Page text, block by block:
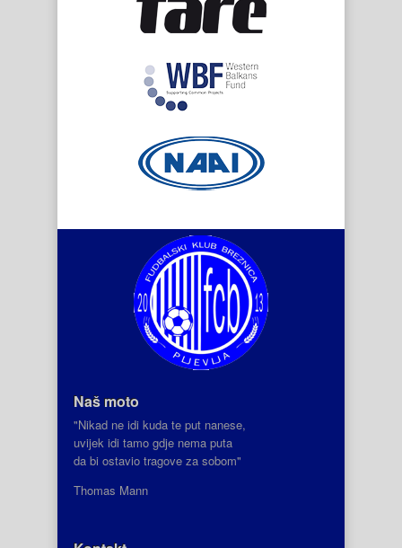
Naš moto
"Nikad ne idi kuda te put nanese,
uvijek idi tamo gdje nema puta
da bi ostavio tragove za sobom"
Thomas Mann